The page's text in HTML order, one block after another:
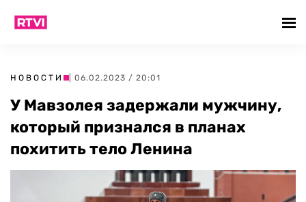
НОВОСТИ | 06.02.2023 / 20:01
У Мавзолея задержали мужчину,
который признался в планах
похитить тело Ленина